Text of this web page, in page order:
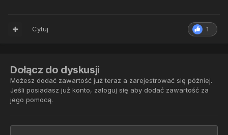
1
Cytuj
Dołącz do dyskusji
Możesz dodać zawartość już teraz a zarejestrować się później.
Jeśli posiadasz już konto, zaloguj się aby dodać zawartość za
jego pomocą.